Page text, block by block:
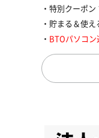
特別クーポン
貯まる＆使え
BTOパソコ